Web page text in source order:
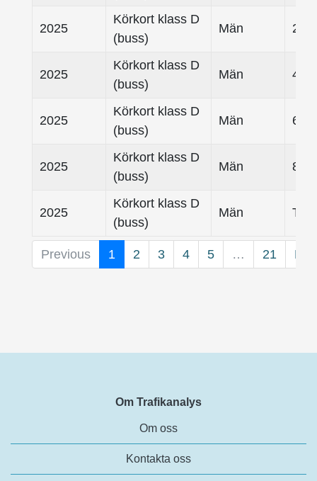
2025
Körkort klass D
(buss)
Män 25-
2025
Körkort klass D
(buss)
Män 45-
2025
Körkort klass D
(buss)
Män 65-
2025
Körkort klass D
(buss)
Män 80-
2025
Körkort klass D
(buss)
Män
Previous 1 2 3 4 5 … 21
Om Trafikanalys
Om oss
Kontakta oss